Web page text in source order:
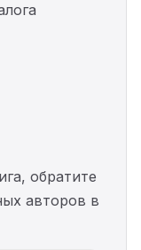
обратите
авторов в